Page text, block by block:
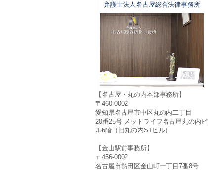
弁護士法人名古屋総合法律事務所
【名古屋・丸の内本部事務所】
〒460-0002
愛知県名古屋市中区丸の内二丁目
20番25号 メットライフ名古屋丸の内ビ
ル6階（旧丸の内STビル）
【金山駅前事務所】
〒456-0002
名古屋市熱田区金山町一丁目7番8号